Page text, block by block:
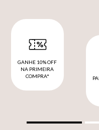
GANHE 10% OFF
NA PRIMEIRA
COMPRA*